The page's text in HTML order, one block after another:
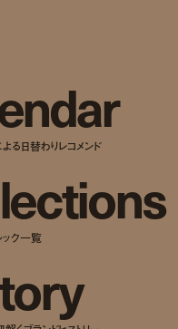
ndar
る日替わりレコメンド
ections
ック一覧
ory